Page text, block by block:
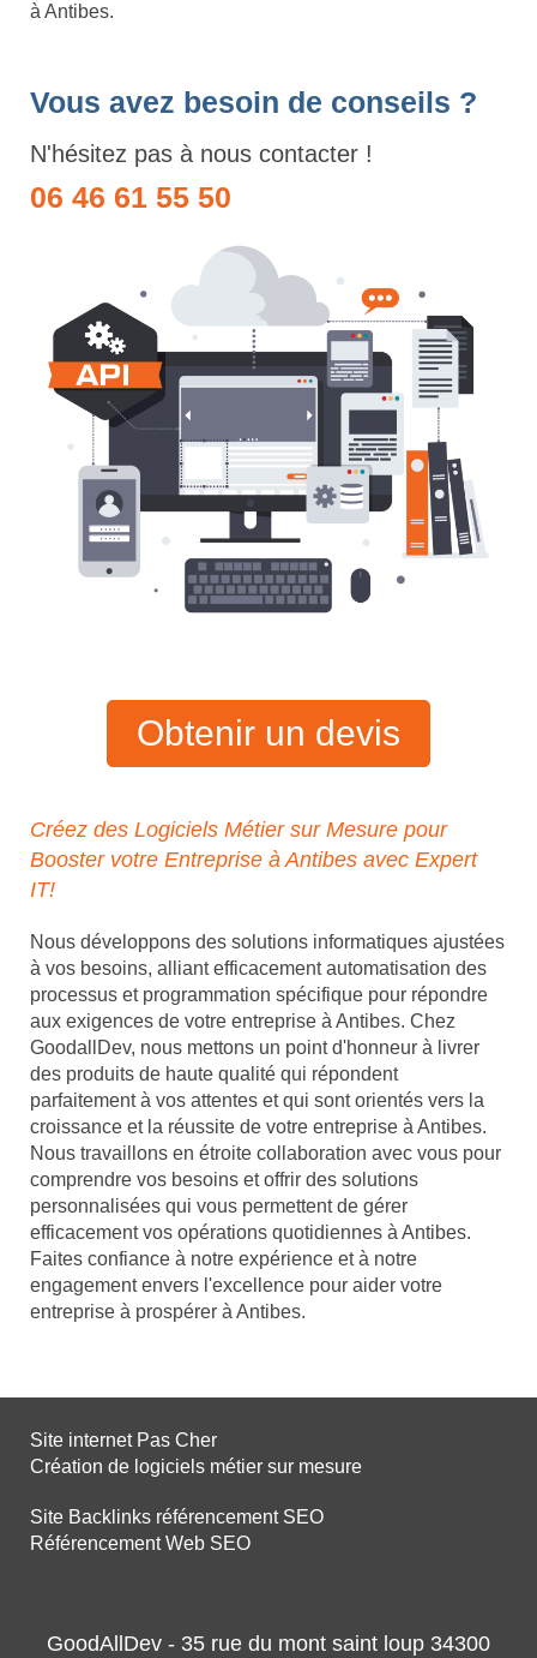
à Antibes.
Vous avez besoin de conseils ?
N'hésitez pas à nous contacter !
06 46 61 55 50
Obtenir un devis
Créez des Logiciels Métier sur Mesure pour
Booster votre Entreprise à Antibes avec Expert
IT!
Nous développons des solutions informatiques ajustées
à vos besoins, alliant efficacement automatisation des
processus et programmation spécifique pour répondre
aux exigences de votre entreprise à Antibes. Chez
GoodallDev, nous mettons un point d'honneur à livrer
des produits de haute qualité qui répondent
parfaitement à vos attentes et qui sont orientés vers la
croissance et la réussite de votre entreprise à Antibes.
Nous travaillons en étroite collaboration avec vous pour
comprendre vos besoins et offrir des solutions
personnalisées qui vous permettent de gérer
efficacement vos opérations quotidiennes à Antibes.
Faites confiance à notre expérience et à notre
engagement envers l'excellence pour aider votre
entreprise à prospérer à Antibes.
Site internet Pas Cher
Création de logiciels métier sur mesure
Site Backlinks référencement SEO
Référencement Web SEO
GoodAllDev - 35 rue du mont saint loup 34300